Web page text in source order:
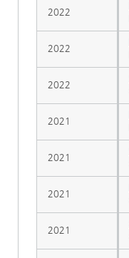
2022
2022
2022
2021
2021
2021
2021